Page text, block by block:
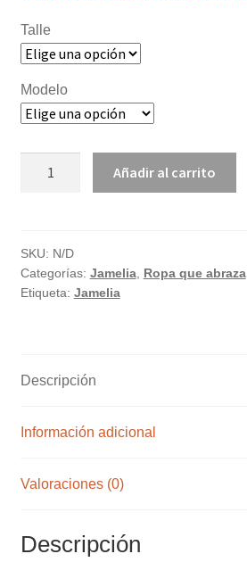
Talle
Modelo
Añadir al carrito
SKU: N/D
Categorías: Jamelia, Ropa que abraza
Etiqueta: Jamelia
Descripción
Información adicional
Valoraciones (0)
Descripción